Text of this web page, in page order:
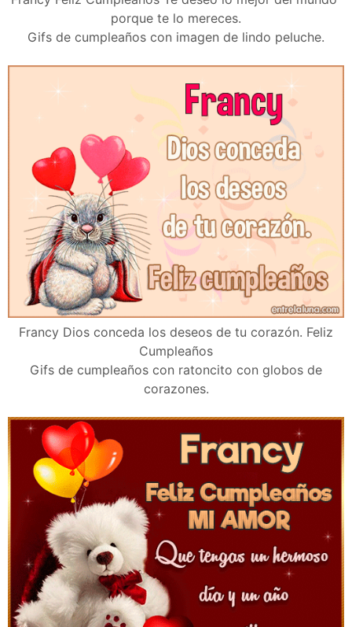
porque te lo mereces.
Gifs de cumpleaños con imagen de lindo peluche.
Francy Dios conceda los deseos de tu corazón. Feliz
Cumpleaños
Gifs de cumpleaños con ratoncito con globos de
corazones.